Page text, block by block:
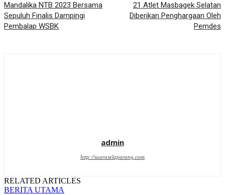
Mandalika NTB 2023 Bersama
Sepuluh Finalis Dampingi
Pembalap WSBK
21 Atlet Masbagek Selatan
Diberikan Penghargaan Oleh
Pemdes
admin
http://suaraselaparang.com
RELATED ARTICLES
BERITA UTAMA